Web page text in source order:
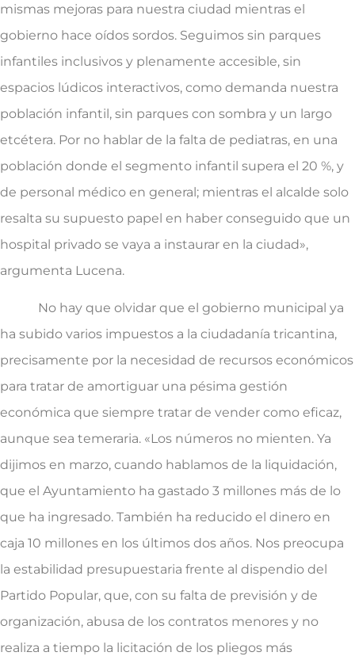
mismas mejoras para nuestra ciudad mientras el
gobierno hace oídos sordos. Seguimos sin parques
infantiles inclusivos y plenamente accesible, sin
espacios lúdicos interactivos, como demanda nuestra
población infantil, sin parques con sombra y un largo
etcétera. Por no hablar de la falta de pediatras, en una
población donde el segmento infantil supera el 20 %, y
de personal médico en general; mientras el alcalde solo
resalta su supuesto papel en haber conseguido que un
hospital privado se vaya a instaurar en la ciudad»,
argumenta Lucena.
No hay que olvidar que el gobierno municipal ya
ha subido varios impuestos a la ciudadanía tricantina,
precisamente por la necesidad de recursos económicos
para tratar de amortiguar una pésima gestión
económica que siempre tratar de vender como eficaz,
aunque sea temeraria. «Los números no mienten. Ya
dijimos en marzo, cuando hablamos de la liquidación,
que el Ayuntamiento ha gastado 3 millones más de lo
que ha ingresado. También ha reducido el dinero en
caja 10 millones en los últimos dos años. Nos preocupa
la estabilidad presupuestaria frente al dispendio del
Partido Popular, que, con su falta de previsión y de
organización, abusa de los contratos menores y no
realiza a tiempo la licitación de los pliegos más